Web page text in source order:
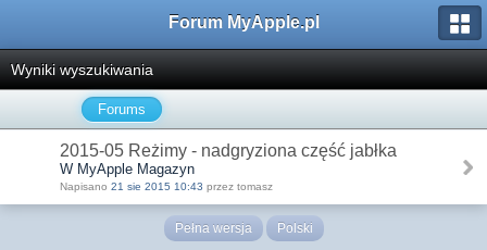
Forum MyApple.pl
Wyniki wyszukiwania
Forums
2015-05 Reżimy - nadgryziona część jabłka
W MyApple Magazyn
Napisano 21 sie 2015 10:43 przez tomasz
Pełna wersja Polski